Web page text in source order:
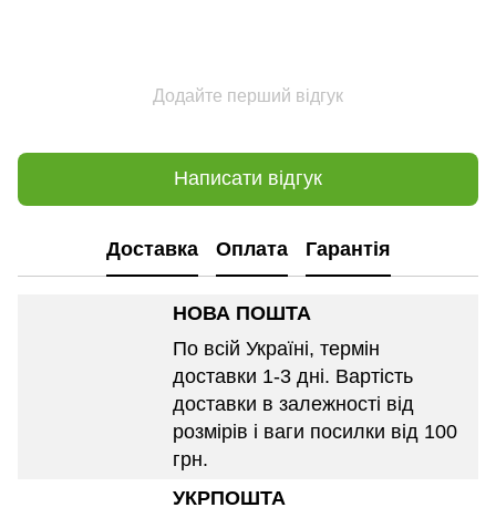
Додайте перший відгук
Написати відгук
Доставка Оплата Гарантія
НОВА ПОШТА
По всій Україні, термін
доставки 1-3 дні. Вартість
доставки в залежності від
розмірів і ваги посилки від 100
грн.
УКРПОШТА